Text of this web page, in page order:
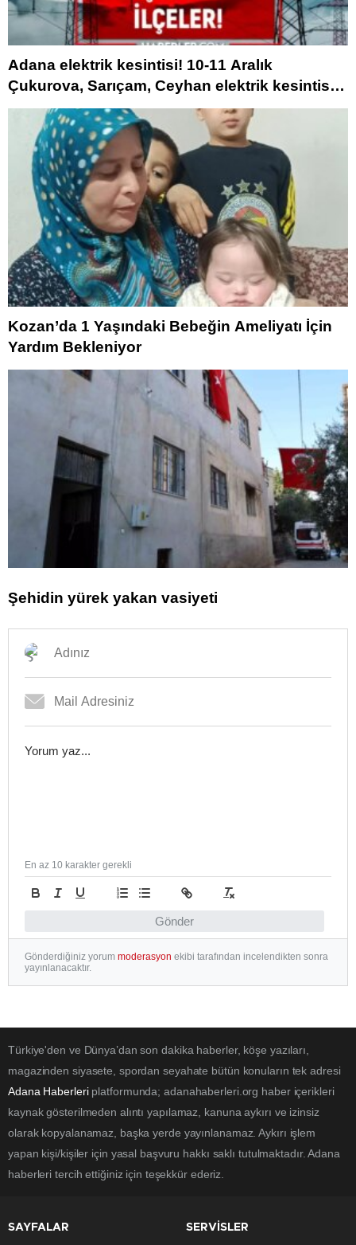
Adana elektrik kesintisi! 10-11 Aralık
Çukurova, Sarıçam, Ceyhan elektrik kesintisi
ne vakit biter?
Kozan’da 1 Yaşındaki Bebeğin Ameliyatı İçin
Yardım Bekleniyor
Şehidin yürek yakan vasiyeti
Gönder
En az 10 karakter gerekli
Gönderdiğiniz yorum moderasyon ekibi tarafından incelendikten sonra
yayınlanacaktır.
Türkiye'den ve Dünya’dan son dakika haberler, köşe yazıları,
magazinden siyasete, spordan seyahate bütün konuların tek adresi
Adana Haberleriplatformunda; adanahaberleri.org haber içerikleri
kaynak gösterilmeden alıntı yapılamaz, kanuna aykırı ve izinsiz
olarak kopyalanamaz, başka yerde yayınlanamaz. Aykırı işlem
yapan kişi/kişiler için yasal başvuru hakkı saklı tutulmaktadır. Adana
haberleri tercih ettiğiniz için teşekkür ederiz.
SAYFALAR SERVİSLER